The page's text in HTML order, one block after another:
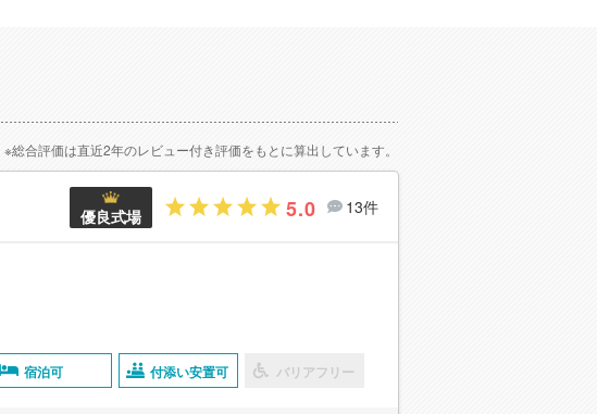
※総合評価は直近2年のレビュー付き評価をもとに算出しています。
優良式場 5.0 13件
宿泊可 付添い安置可 バリアフリー